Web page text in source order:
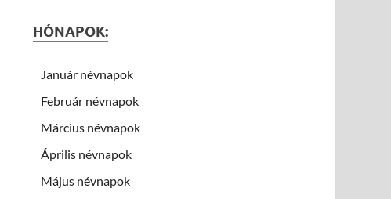
HÓNAPOK:
Január névnapok
Február névnapok
Március névnapok
Április névnapok
Május névnapok